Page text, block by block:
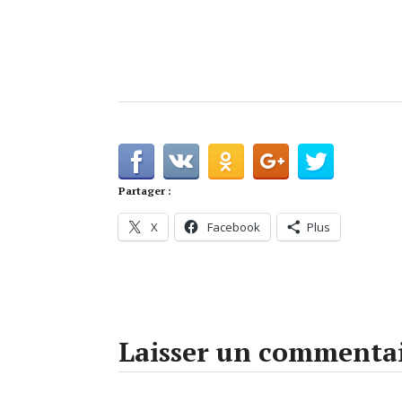
Partager :
X Facebook Plus
Laisser un